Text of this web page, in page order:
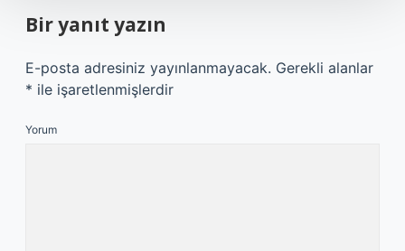
Bir yanıt yazın
E-posta adresiniz yayınlanmayacak. Gerekli alanlar
* ile işaretlenmişlerdir
Yorum